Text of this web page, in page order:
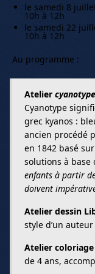
le samedi 8
10h à 12h
le samedi 22
10h à 12h
Au programme :
Atelier cyanotype
Cyanotype
grec kyanos :
ancien procédé
en 1842 basé
solutions à base
enfants à partir
doivent
Atelier dessin
style d’un
Atelier coloriage
de 4 ans,